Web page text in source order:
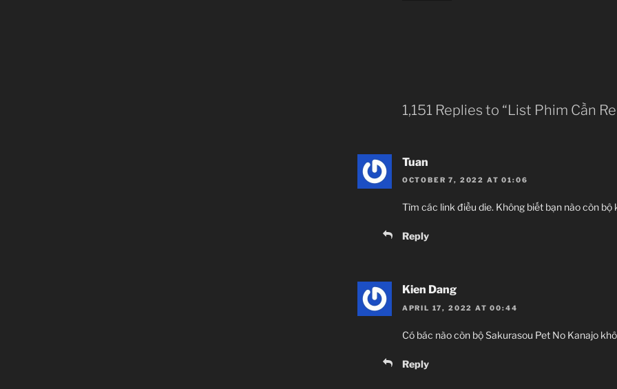
1,151 Replies to “List Phim Cần
Tuan
OCTOBER 7, 2022 AT 01:06
Tìm các link điều die. Không biết bạn nào còn
Reply
Kien Dang
APRIL 17, 2022 AT 00:44
Có bác nào còn bộ Sakurasou Pet No Kanajo
Reply